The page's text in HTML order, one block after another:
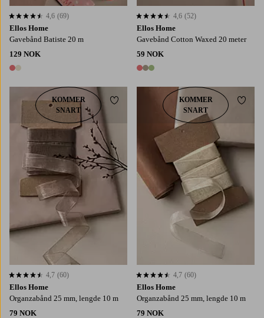
Ellos Home
Gavebånd Batiste 20 m
129 NOK
2 farger
4,6 basert på 69 karaktergivninger
4,6 (69)
Ellos Home
Gavebånd Cotton Waxed 20 meter
59 NOK
3 farger
4,6 basert på 52 karaktergivninger
4,6 (52)
Ellos Home
Organzabånd 25 mm, lengde 10 m
79 NOK
4,7 basert på 60 karaktergivninger
4,7 (60)
KOMMER
SNART
Legg til favoritter
Ellos Home
Organzabånd 25 mm, lengde 10 m
79 NOK
4,7 basert på 60 karaktergivninger
4,7 (60)
KOMMER
SNART